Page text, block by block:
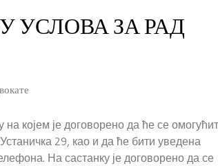
ЗА РАД
којем је договорено да ће се
29, као и да ће бити уведена
На састанку је договорено да се